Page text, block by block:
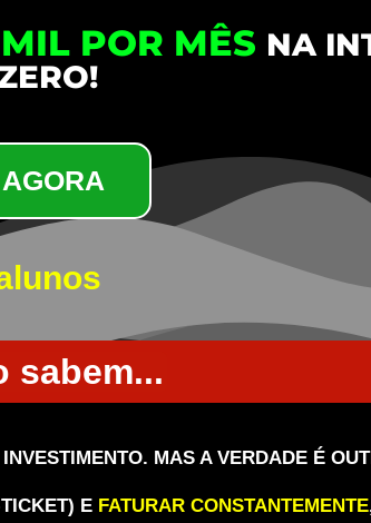
POR MÊS NA
alunos
sabem...
MAS A VERDADE É
E FATURAR CONSTANTEMENTE